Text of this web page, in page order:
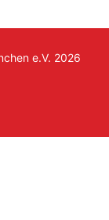
e.V. 2026